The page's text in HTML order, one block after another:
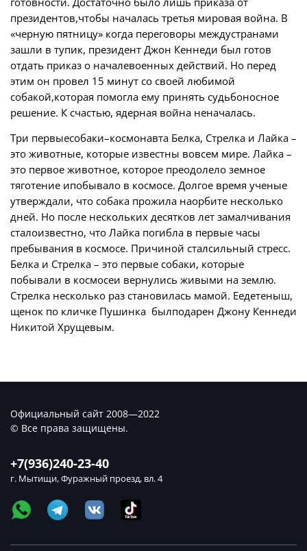
президентов,чтобы началась третья мировая война. В
«черную пятницу» когда переговоры междустранами
зашли в тупик, президент Джон Кеннеди был готов
отдать приказ о началевоенных действий. Но перед
этим он провел 15 минут со своей любимой
собакой,которая помогла ему принять судьбоносное
решение. К счастью, ядерная война неначалась.
Три первыесобаки–космонавта Белка, Стрелка и Лайка –
это животные, которые известны вовсем мире. Лайка –
это первое животное, которое преодолело земное
тяготение ипобывало в космосе. Долгое время ученые
утверждали, что собака прожила наорбите несколько
дней. Но после нескольких десятков лет замалчивания
сталоизвестно, что Лайка погибла в первые часы
пребывания в космосе. Причиной сталсильный стресс.
Белка и Стрелка – это первые собаки, которые
побывали в космосеи вернулись живыми на землю.
Стрелка несколько раз становилась мамой. Еедетеныш,
щенок по кличке Пушинка былподарен Джону Кеннеди
Никитой Хрущевым.
+7(936)240-23-40
г. Мытищи, Фуражный проезд, вл. 4
Официальный сайт 2008—2022
© Все права защищены.